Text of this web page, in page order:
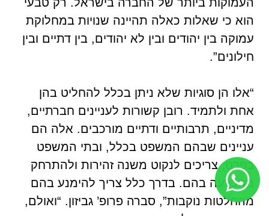
הוא כי שאלות כאלה תהיינה שנויות במחלוקת
עמוקה בין יהודים ובין לא יהודים, בין דתיים ובין
חילונים”.
“אלו הן סוגיות שלא ניתן בכלל להחליט בהן
אחת ולתמיד. רובן קשורות לעניינים חברתיים,
מדיניים, תרבותיים ודתיים מורכבים. אלה הם
עניינים שבהם המשפט בכלל, ובתי המשפט
בפרט, צריכים לנקוט משנה זהירות ולהתרחק
מהכרעה בהם. בדרך כלל צריך להימנע בהם
מהחלטות נוקבות”, סברה פרופ’ גביזון. “ואולם,